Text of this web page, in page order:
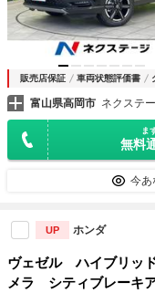
販売店保証 車両状態評価書
富山県高岡市 ネクステ
ま
無料
今あ
UP ホンダ
ヴェゼル ハイブリッ
メラ シティブレーキ